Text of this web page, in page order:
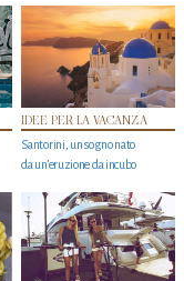
IDEE PER LA VACANZA
Santorini, un sogno nato
da un’eruzione da incubo